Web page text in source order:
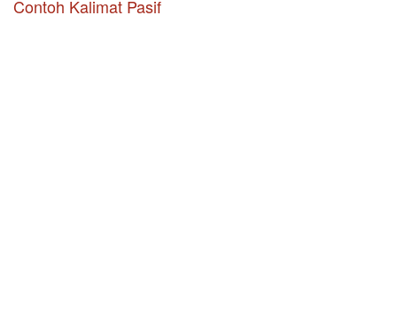
Contoh Kalimat Pasif